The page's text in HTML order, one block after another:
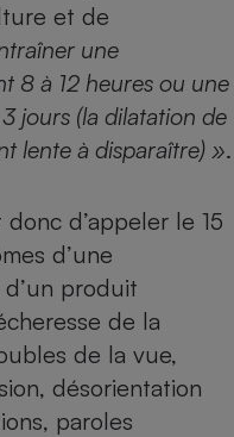
et de
une
8 à 12 heures ou une
jours (la dilatation de
lente à disparaître) ».
d’appeler le 15
d’une
produit
de la
de la vue,
désorientation
paroles